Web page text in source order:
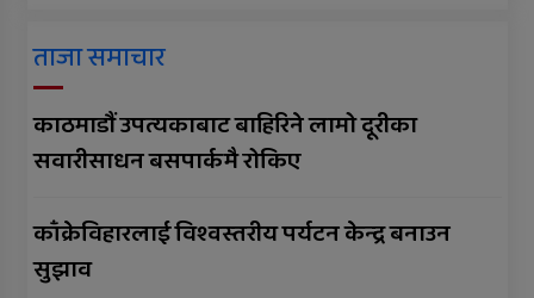
ताजा समाचार
काठमाडौं उपत्यकाबाट बाहिरिने लामो दूरीका
सवारीसाधन बसपार्कमै रोकिए
काँक्रेविहारलाई विश्वस्तरीय पर्यटन केन्द्र बनाउन
सुझाव